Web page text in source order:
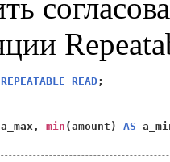
READ;
a_max , min (amount )
AS